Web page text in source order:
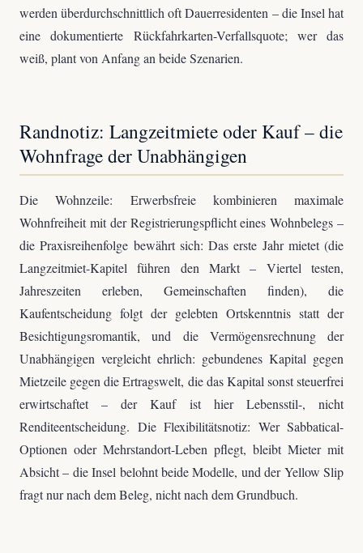
werden überdurchschnittlich oft Dauerresidenten – die Insel hat
eine dokumentierte Rückfahrkarten-Verfallsquote; wer das
weiß, plant von Anfang an beide Szenarien.
Randnotiz: Langzeitmiete oder Kauf – die
Wohnfrage der Unabhängigen
Die Wohnzeile: Erwerbsfreie kombinieren maximale
Wohnfreiheit mit der Registrierungspflicht eines Wohnbelegs –
die Praxisreihenfolge bewährt sich: Das erste Jahr mietet (die
Langzeitmiet-Kapitel führen den Markt – Viertel testen,
Jahreszeiten erleben, Gemeinschaften finden), die
Kaufentscheidung folgt der gelebten Ortskenntnis statt der
Besichtigungsromantik, und die Vermögensrechnung der
Unabhängigen vergleicht ehrlich: gebundenes Kapital gegen
Mietzeile gegen die Ertragswelt, die das Kapital sonst steuerfrei
erwirtschaftet – der Kauf ist hier Lebensstil-, nicht
Renditeentscheidung. Die Flexibilitätsnotiz: Wer Sabbatical-
Optionen oder Mehrstandort-Leben pflegt, bleibt Mieter mit
Absicht – die Insel belohnt beide Modelle, und der Yellow Slip
fragt nur nach dem Beleg, nicht nach dem Grundbuch.